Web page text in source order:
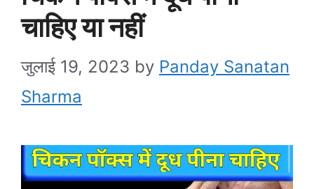
चाहिए या नहीं
जुलाई 19, 2023 by Panday Sanatan
Sharma